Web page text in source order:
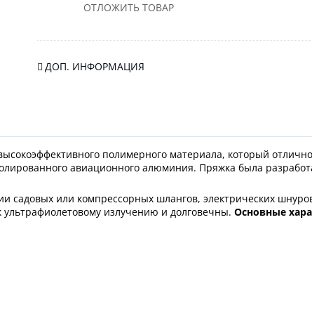
ОТЛОЖИТЬ ТОВАР
ДОП. ИНФОРМАЦИЯ
полимерного материала, который
авиационного алюминия. Пряжка была
садовых или компрессорных шлангов, электрических
излучению и долговечны. Основные